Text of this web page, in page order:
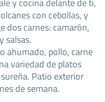
con cebollas, y
dos carnes: camarón,
salsas.
ahumado, pollo, carne
variedad de platos
Patio exterior
de semana.